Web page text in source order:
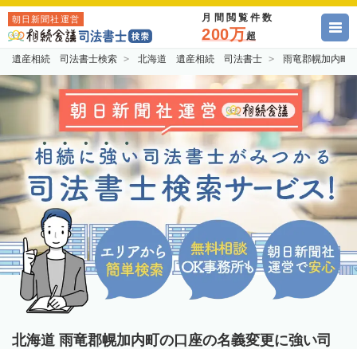
朝日新聞社運営 月間閲覧件数
200万超
遺産相続 司法書士検索 北海道 遺産相続 司法書士 雨竜郡幌加内
北海道 雨竜郡幌加内町の口座の名義変更に強い司